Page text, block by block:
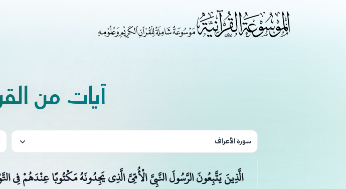
آيات من
سورة الأعراف
الَّذِينَ يَتَّبِعُونَ الرَّسُولَ النَّبِيَّ الْأُمِّيَّ الَّذِي يَجِدُونَهُ مَكْتُوبًا عِنْدَهُمْ فِي